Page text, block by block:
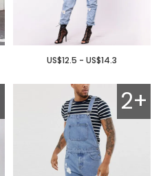
US$12.5 - US$14.3
2+